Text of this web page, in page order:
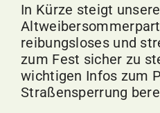
In Kürze steigt unsere
reibungsloses und
zum Fest sicher zu
wichtigen Infos zum
Straßensperrung